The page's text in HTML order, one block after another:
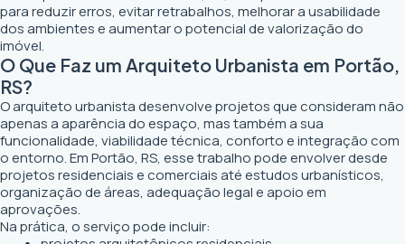
para reduzir erros, evitar retrabalhos, melhorar a usabilidade
dos ambientes e aumentar o potencial de valorização do
imóvel.
O Que Faz um Arquiteto Urbanista em Portão,
RS?
O arquiteto urbanista desenvolve projetos que consideram não
apenas a aparência do espaço, mas também a sua
funcionalidade, viabilidade técnica, conforto e integração com
o entorno. Em Portão, RS, esse trabalho pode envolver desde
projetos residenciais e comerciais até estudos urbanísticos,
organização de áreas, adequação legal e apoio em
aprovações.
Na prática, o serviço pode incluir: